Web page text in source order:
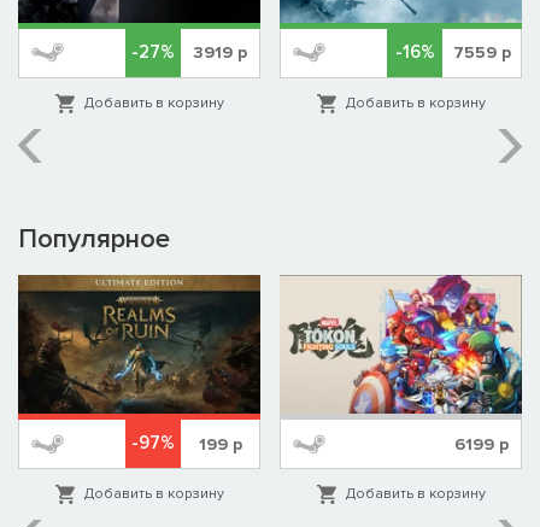
-27% 3919 р
Добавить в корзину
-16% 7559р
Добавить в корзину
Популярное
-97% 199р
Добавить в корзину
6199 р
Добавить в корзину